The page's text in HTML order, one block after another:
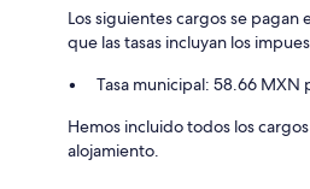
Los siguientes cargos se pagan
que las tasas incluyan los
Tasa municipal: 58.66
Hemos incluido todos los
alojamiento.